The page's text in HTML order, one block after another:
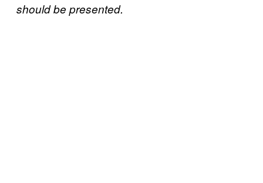
should be presented.